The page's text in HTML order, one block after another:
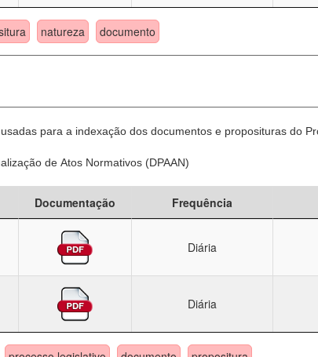
natureza documento
para a indexação dos documentos e proposituras do
de Atos Normativos (DPAAN)
Documentação Frequência
Diária
Diária